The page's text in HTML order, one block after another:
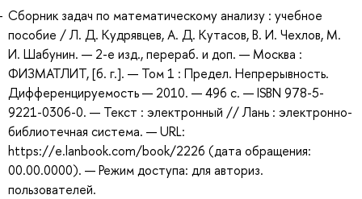
Сборник задач по математическому анализу : учебное
пособие / Л. Д. Кудрявцев, А. Д. Кутасов, В. И. Чехлов, М.
И. Шабунин. — 2-е изд., перераб. и доп. — Москва :
ФИЗМАТЛИТ, [б. г.]. — Том 1 : Предел. Непрерывность.
Дифференцируемость — 2010. — 496 с. — ISBN 978-5-
9221-0306-0. — Текст : электронный // Лань : электронно-
библиотечная система. — URL:
https://e.lanbook.com/book/2226 (дата обращения:
00.00.0000). — Режим доступа: для авториз.
пользователей.